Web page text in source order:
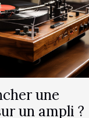
une
un ampli ?